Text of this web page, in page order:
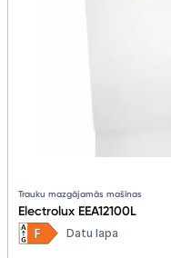
Trauku mazgājamās mašīnas
Electrolux EEA12100L
Datu lapa